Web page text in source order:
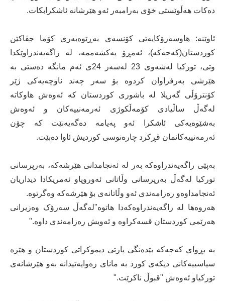
دەكات هەڵوێستی خۆی بەرامبەر ئەو هێرشانە ئاشكرابكات.
ئاوێنە: هاوسەرۆکایەتی کۆنسەی بەڕێوەبەری كۆما جڤاكێن
كوردستان(كەجەكە)، ئەمڕۆ یەكشەممە، لە راگەیەندراوێكدا
وتی، توركیا لەشەوی 23 لەسەر 24ی ئەم مانگە دەستی بە
هێرشی بەرفراوان كردوە بۆ سەر چەند ناوچەیەكی ژێر
كۆنترۆڵی گەریلا لە باشوری كوردستان كە ئەوەش هاوكاتە
لەگەڵ ساڵیادی كۆمەڵكوژی ئەرمەنییەكان و ئەوەش
بەشێوەیەكی ئاشكرا ئەو پەیامە دەگەیەنێت كە چۆن
ئەرمەنییەكانمان قڕكرد چارەنوسی كوردیش ئاوا دەبێت.
بەپێی راگەیەندراوەكە بەر لە ئەنجامدانی هێرشەكە، بەرپرسانی
توركیا لەگەڵ بەرپرسانی وڵاتانی ئەوروپاو ئەمریكادا دیداریان
ئەنجامداوەو رەزامەندی ئەو وڵاتانەی بۆ هێرشەكە وەگرتوە.
هەروەها لە راگەیەندراوەكەدا هاتوە"لەگەڵ سەرۆک وەزیرانی
هەرێمی کوردستان قسەکراوە و ئەویش رەزامەندی داوە."
بە بڕوای كەجەكە بێدەنگی پارتی دیموكراتی كوردستان و هێزە
سیاسییەكانی دیكەی كورد بە مانای رەوایەتیدانە بەو هێرشانەی
توركیاو ئەوەش "قبوڵ ناكرێت."